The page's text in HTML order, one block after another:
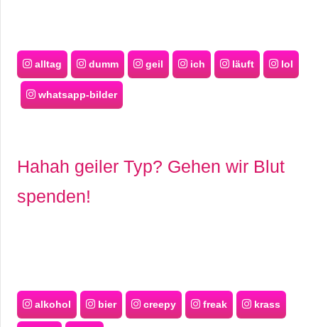
alltag dumm geil ich läuft lol
whatsapp-bilder
Hahah geiler Typ? Gehen wir Blut
spenden!
alkohol bier creepy freak krass